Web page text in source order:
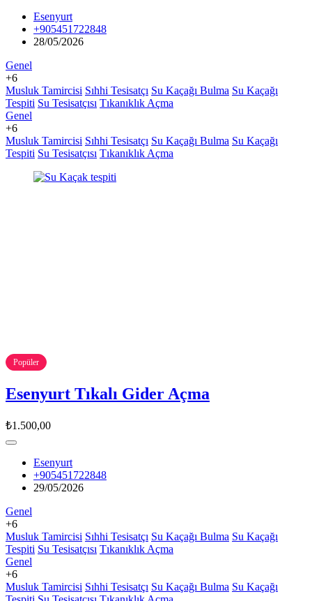
Esenyurt
+905451722848
28/05/2026
Genel
+6
Musluk Tamircisi Sıhhi Tesisatçı Su Kaçağı Bulma Su Kaçağı
Tespiti Su Tesisatçısı Tıkanıklık Açma
Genel
+6
Musluk Tamircisi Sıhhi Tesisatçı Su Kaçağı Bulma Su Kaçağı
Tespiti Su Tesisatçısı Tıkanıklık Açma
Popüler
Esenyurt Tıkalı Gider Açma
₺1.500,00
Esenyurt
+905451722848
29/05/2026
Genel
+6
Musluk Tamircisi Sıhhi Tesisatçı Su Kaçağı Bulma Su Kaçağı
Tespiti Su Tesisatçısı Tıkanıklık Açma
Genel
+6
Musluk Tamircisi Sıhhi Tesisatçı Su Kaçağı Bulma Su Kaçağı